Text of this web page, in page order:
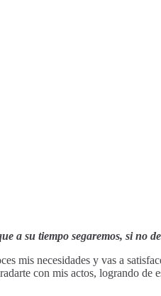
a su tiempo segaremos, si no
mis necesidades y vas a
con mis actos, logrando de